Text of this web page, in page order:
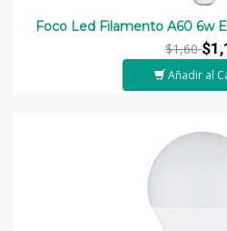
Foco Led Filamento A60 6w
$1,60
Añadir al